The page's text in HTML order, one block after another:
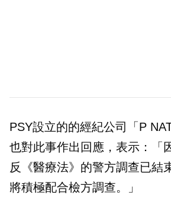
PSY設立的的經紀公司「P
也對此事作出回應，表示：「
反《醫療法》的警方調查已結
將積極配合檢方調查。」